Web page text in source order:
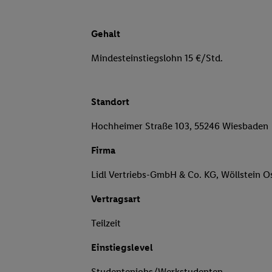
Gehalt
Mindesteinstiegslohn 15 €/Std.
Standort
Hochheimer Straße 103, 55246 Wiesbaden
Firma
Lidl Vertriebs-GmbH & Co. KG, Wöllstein
Vertragsart
Teilzeit
Einstiegslevel